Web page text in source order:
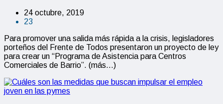
24 octubre, 2019
23
Para promover una salida más rápida a la crisis, legisladores
porteños del Frente de Todos presentaron un proyecto de ley
para crear un “Programa de Asistencia para Centros
Comerciales de Barrio”. (más…)